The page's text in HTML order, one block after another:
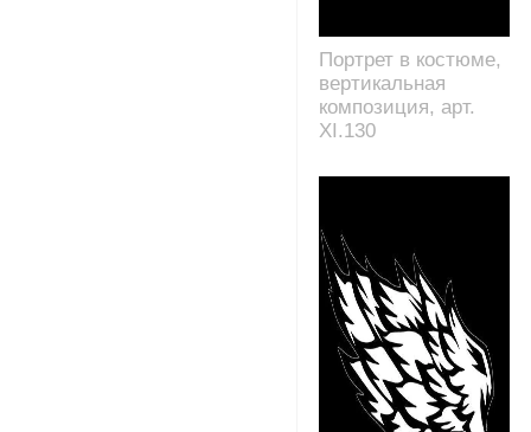
Портрет в костюме,
вертикальная
композиция, арт.
XI.130